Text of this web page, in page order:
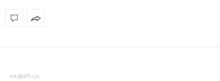
НА ВАРТІ UA